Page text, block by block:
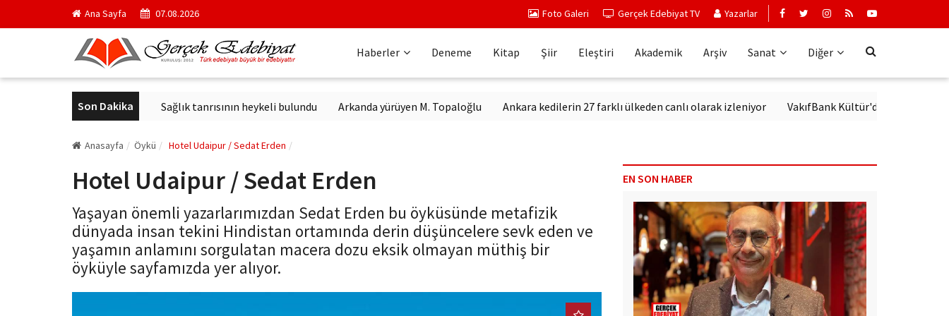
Ana Sayfa 07.08.2026 Foto Galeri Gerçek Edebiyat TV Yazarlar
Haberler Deneme Kitap Şiir Eleştiri Akademik Arşiv Sanat Diğer
Son Dakika
kurul başkanı oldu Sağlık tanrısının heykeli bulundu Arkanda yürüyen M. Topaloğlu Ankara kedilerin 27 farklı ülkeden canlı olarak izleniyor VakıfBank Kültür'de Modern Alman
Anasayfa Öykü Hotel Udaipur / Sedat Erden
Hotel Udaipur / Sedat Erden
Yaşayan önemli yazarlarımızdan Sedat Erden bu öyküsünde metafizik
dünyada insan tekini Hindistan ortamında derin düşüncelere sevk eden ve
yaşamın anlamını sorgulatan macera dozu eksik olmayan müthiş bir
öyküyle sayfamızda yer alıyor.
EN SON HABER